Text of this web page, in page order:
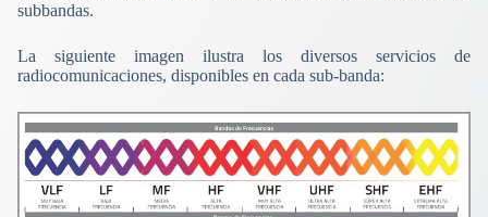
subbandas.
La siguiente imagen ilustra los diversos servicios de
radiocomunicaciones, disponibles en cada sub-banda: